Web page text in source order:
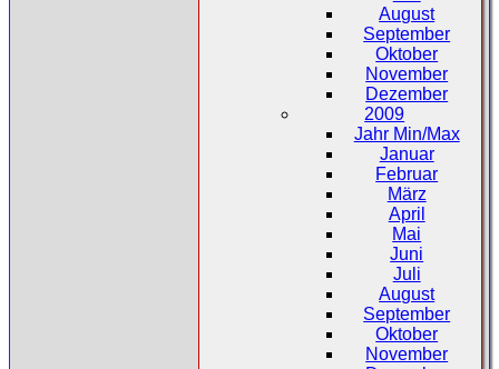
August
September
Oktober
November
Dezember
2009
Jahr Min/Max
Januar
Februar
März
April
Mai
Juni
Juli
August
September
Oktober
November